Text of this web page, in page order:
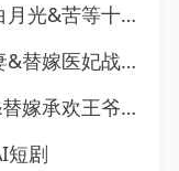
是白月光（90集）AI短剧
宠护妻（50集）AI短剧
好惹（60集）AI短剧
短剧